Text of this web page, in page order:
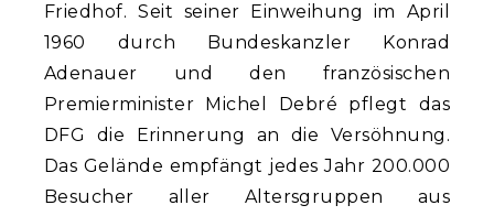
Friedhof. Seit seiner Einweihung im April
1960 durch Bundeskanzler Konrad
Adenauer und den französischen
Premierminister Michel Debré pflegt das
DFG die Erinnerung an die Versöhnung.
Das Gelände empfängt jedes Jahr 200.000
Besucher aller Altersgruppen aus